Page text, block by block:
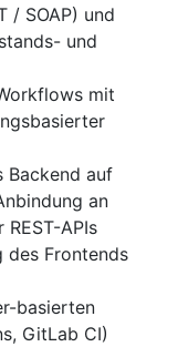
/ SOAP) und
und
mit
Backend auf
an
APIs
des Frontends
basierten
GitLab CI)